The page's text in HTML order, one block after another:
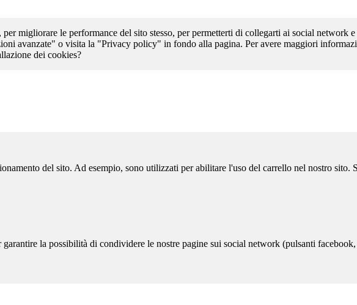
migliorare le performance del sito stesso, per permetterti di collegarti ai social network
avanzate" o visita la "Privacy policy" in fondo alla pagina. Per avere maggiori
dei cookies?
del sito. Ad esempio, sono utilizzati per abilitare l'uso del carrello nel nostro sito.
la possibilità di condividere le nostre pagine sui social network (pulsanti